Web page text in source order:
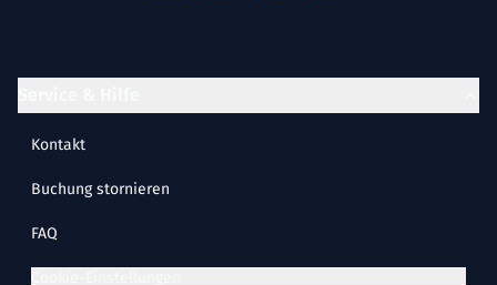
Kontakt
Buchung stornieren
FAQ